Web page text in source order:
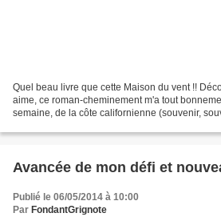
Quel beau livre que cette Maison du vent !!
aime, ce roman-cheminement m'a tout
semaine, de la côte californienne (souvenir,
Avancée de mon défi et
Publié le 06/05/2014 à 10:00
Par FondantGrignote